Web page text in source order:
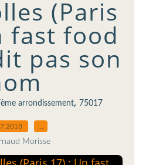
(Paris
fast food
pas son
arrondissement, 75017
Morisse